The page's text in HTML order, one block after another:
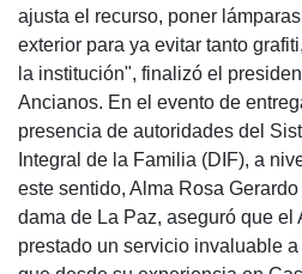
ajusta el recurso, poner
exterior para ya evitar tanto
la institución", finalizó el
Ancianos. En el evento de
presencia de autoridades del
Integral de la Familia (DIF), a
este sentido, Alma Rosa
dama de La Paz, aseguró que el
prestado un servicio invaluable